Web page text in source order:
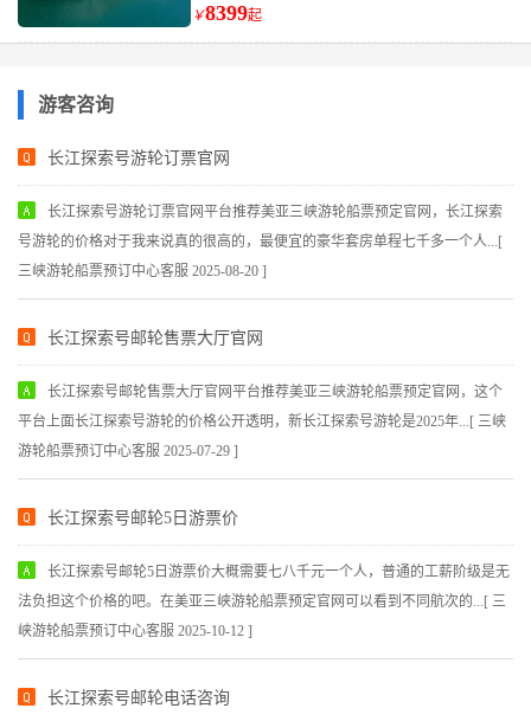
￥8399起
游客咨询
长江探索号游轮订票官网
长江探索号游轮订票官网平台推荐美亚三峡游轮船票预定官网，长江探索
号游轮的价格对于我来说真的很高的，最便宜的豪华套房单程七千多一个人...[
三峡游轮船票预订中心客服 2025-08-20 ]
长江探索号邮轮售票大厅官网
长江探索号邮轮售票大厅官网平台推荐美亚三峡游轮船票预定官网，这个
平台上面长江探索号游轮的价格公开透明，新长江探索号游轮是2025年...[ 三峡
游轮船票预订中心客服 2025-07-29 ]
长江探索号邮轮5日游票价
长江探索号邮轮5日游票价大概需要七八千元一个人，普通的工薪阶级是无
法负担这个价格的吧。在美亚三峡游轮船票预定官网可以看到不同航次的...[ 三
峡游轮船票预订中心客服 2025-10-12 ]
长江探索号邮轮电话咨询